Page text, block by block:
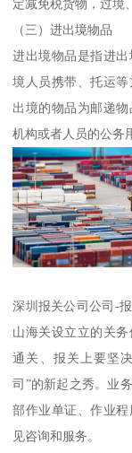
定减免税货物，过境
（三）进出境物品
进出境物品是指进
境人员携带、托运
出境的物品为邮递
机构或者人员的公务
深圳报关公司公司-
山海关设立立的关
通关、报关上要坚
司”的新起之秀。业
部作业单证、作业
见咨询和服务。